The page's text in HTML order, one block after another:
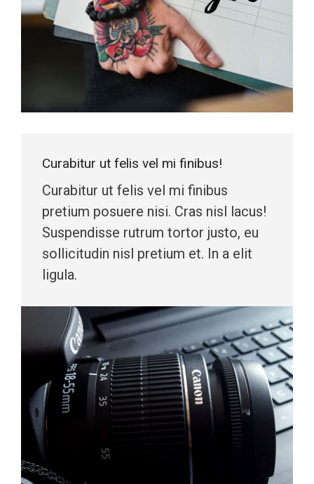
Curabitur ut felis vel mi finibus!
Curabitur ut felis vel mi finibus
pretium posuere nisi. Cras nisl lacus!
Suspendisse rutrum tortor justo, eu
sollicitudin nisl pretium et. In a elit
ligula.